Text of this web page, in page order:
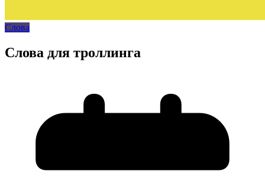
Слова
Слова для троллинга